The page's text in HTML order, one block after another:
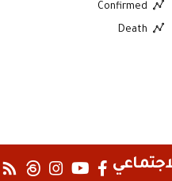
Confirmed
Death